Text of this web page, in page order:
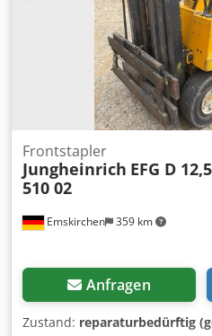
Ladegerät, Durchgreifschutz
Tandemlastrollen Dsdpfxeztg
Emskirchen 359 km
Frontstapler
Jungheinrich EFG D
510 02
Anfragen
Zustand: reparaturbedürftig